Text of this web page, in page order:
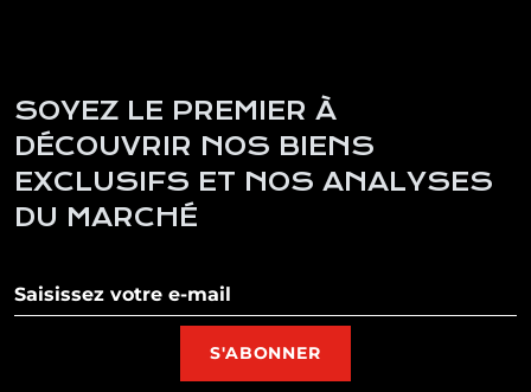
SOYEZ LE PREMIER À
DÉCOUVRIR NOS BIENS
EXCLUSIFS ET NOS ANALYSES
DU MARCHÉ
S'abonner à notre newsletter
S'ABONNER